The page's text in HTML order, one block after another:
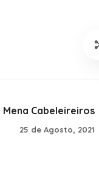
Mena Cabeleireiros
25 de Agosto, 2021